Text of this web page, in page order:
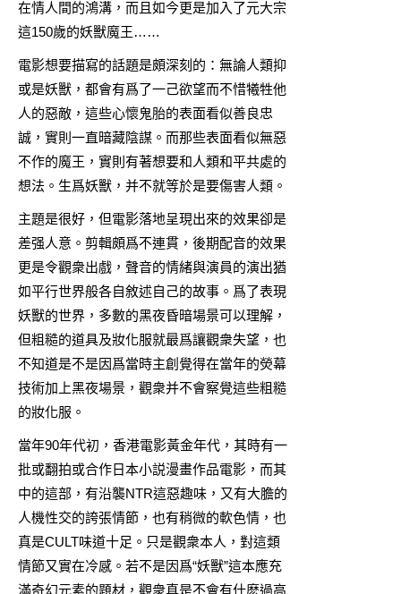
在情人間的鴻溝，而且如今更是加入了元大宗
這150歲的妖獸魔王……
電影想要描寫的話題是頗深刻的：無論人類抑
或是妖獸，都會有爲了一己欲望而不惜犧牲他
人的惡敵，這些心懷鬼胎的表面看似善良忠
誠，實則一直暗藏陰謀。而那些表面看似無惡
不作的魔王，實則有著想要和人類和平共處的
想法。生爲妖獸，并不就等於是要傷害人類。
主題是很好，但電影落地呈現出來的效果卻是
差强人意。剪輯頗爲不連貫，後期配音的效果
更是令觀衆出戲，聲音的情緒與演員的演出猶
如平行世界般各自敘述自己的故事。爲了表現
妖獸的世界，多數的黑夜昏暗場景可以理解，
但粗糙的道具及妝化服就最爲讓觀衆失望，也
不知道是不是因爲當時主創覺得在當年的熒幕
技術加上黑夜場景，觀衆并不會察覺這些粗糙
的妝化服。
當年90年代初，香港電影黃金年代，其時有一
批或翻拍或合作日本小説漫畫作品電影，而其
中的這部，有沿襲NTR這惡趣味，又有大膽的
人機性交的誇張情節，也有稍微的軟色情，也
真是CULT味道十足。只是觀衆本人，對這類
情節又實在冷感。若不是因爲“妖獸”這本應充
滿奇幻元素的題材，觀衆真是不會有什麽過高